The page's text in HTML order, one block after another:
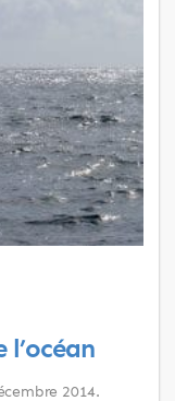
l’océan
2014.